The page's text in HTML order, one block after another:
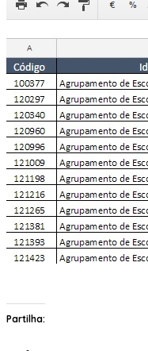
Partilha: